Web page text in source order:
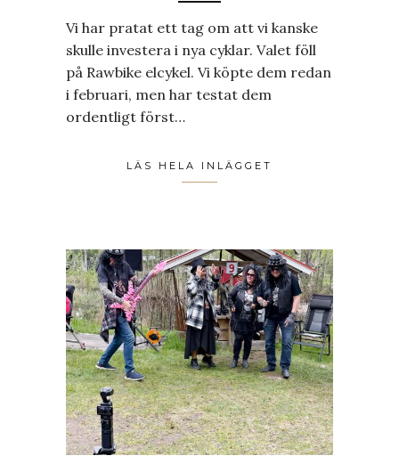
Vi har pratat ett tag om att vi kanske
skulle investera i nya cyklar. Valet föll
på Rawbike elcykel. Vi köpte dem redan
i februari, men har testat dem
ordentligt först…
LÄS HELA INLÄGGET